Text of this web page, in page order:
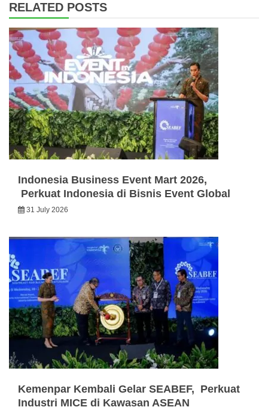
RELATED POSTS
Indonesia Business Event Mart 2026,
Perkuat Indonesia di Bisnis Event Global
31 July 2026
Kemenpar Kembali Gelar SEABEF, Perkuat
Industri MICE di Kawasan ASEAN